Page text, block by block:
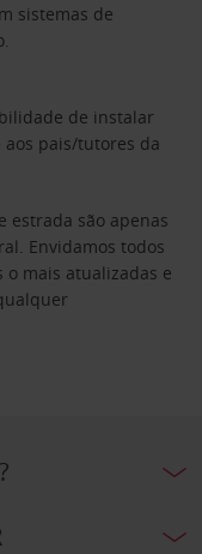
sistemas de
de instalar
aos pais/tutores da
estrada são apenas
Envidamos todos
o mais atualizadas e